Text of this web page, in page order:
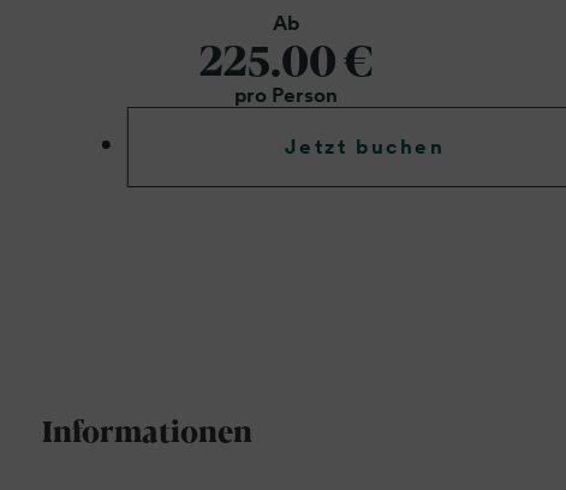
Ab
225.00 €
pro Person
Jetzt buchen
Informationen